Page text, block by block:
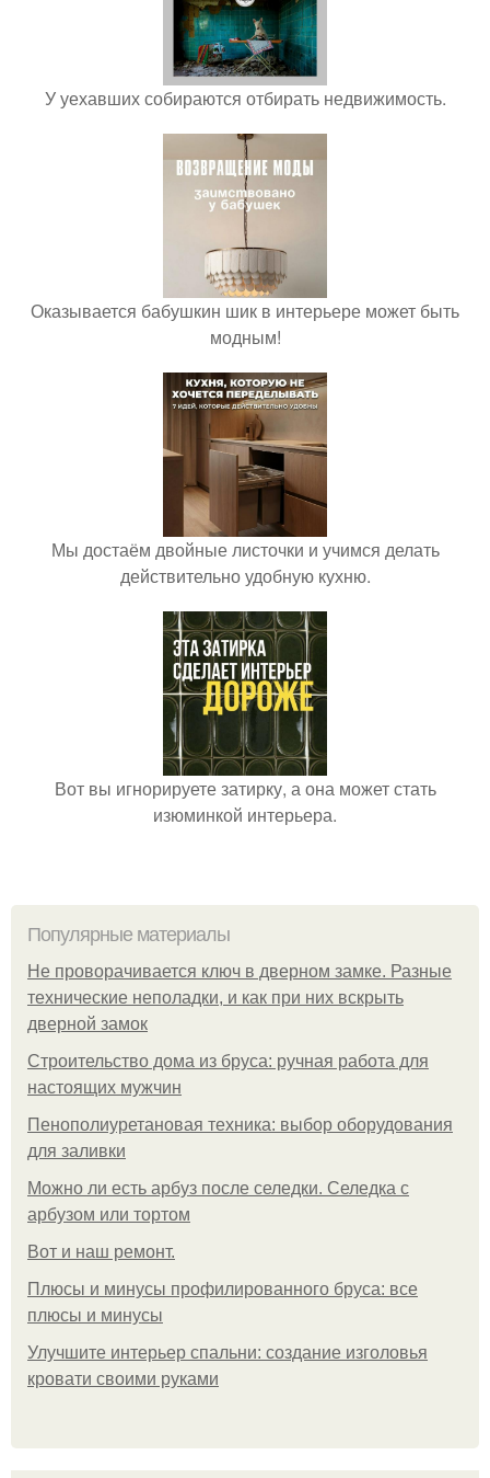
У уехавших собираются отбирать недвижимость.
Оказывается бабушкин шик в интерьере может быть
модным!
Мы достаём двойные листочки и учимся делать
действительно удобную кухню.
Вот вы игнорируете затирку, а она может стать
изюминкой интерьера.
Популярные материалы
Не проворачивается ключ в дверном замке. Разные
технические неполадки, и как при них вскрыть
дверной замок
Строительство дома из бруса: ручная работа для
настоящих мужчин
Пенополиуретановая техника: выбор оборудования
для заливки
Можно ли есть арбуз после селедки. Селедка с
арбузом или тортом
Boт и наш ремoнт.
Плюсы и минусы профилированного бруса: все
плюсы и минусы
Улучшите интерьер спальни: создание изголовья
кровати своими руками